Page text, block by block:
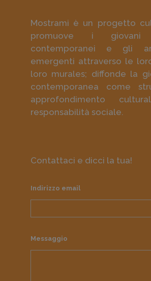
Mostrami è un progetto
promuove i giovani
contemporanei e gli
emergenti attraverso le
loro murales; diffonde la
contemporanea come
approfondimento
responsabilità sociale.
Contattaci e dicci la tua!
Indirizzo email
Messaggio